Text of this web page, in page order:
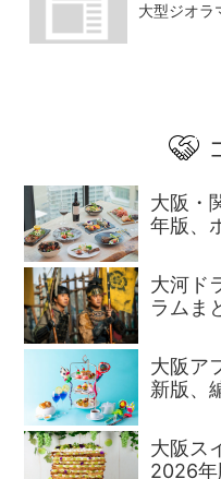
大型ジオラ
大阪・
年版、
大河ド
ラムま
大阪ア
新版、
大阪ス
2026